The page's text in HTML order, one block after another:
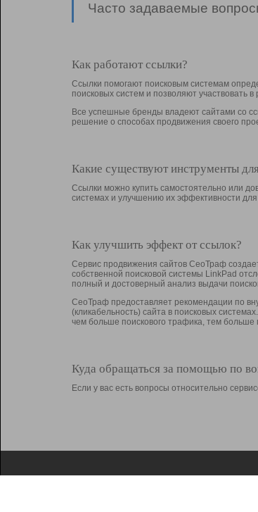
Часто задаваемые
Как работают ссылки?
Ссылки помогают поисковым системам
поисковых систем и позволяют участвовать
Все успешные бренды владеют сайтами со
решение о способах продвижения своего
Какие существуют инструменты
Ссылки можно купить самостоятельно или
системах и улучшению их эффективности для
Как улучшить эффект от ссылок?
Сервис продвижения сайтов СеоТраф
собственной поисковой системы LinkPad
полный и достоверный анализ выдачи
СеоТраф предоставляет рекомендации по
(кликабельность) сайта в поисковых
чем больше поискового трафика, тем
Куда обращаться за помощью по
Если у вас есть вопросы относительно